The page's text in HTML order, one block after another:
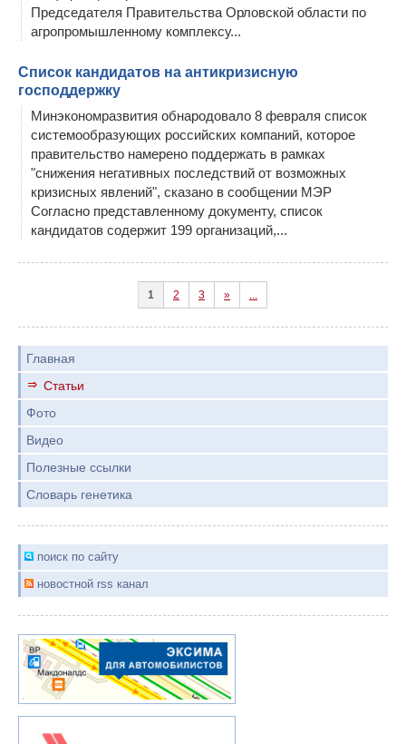
Председателя Правительства Орловской области по
агропромышленному комплексу...
Список кандидатов на антикризисную
господдержку
Минэкономразвития обнародовало 8 февраля список
системообразующих российских компаний, которое
правительство намерено поддержать в рамках
"снижения негативных последствий от возможных
кризисных явлений", сказано в сообщении МЭР
Согласно представленному документу, список
кандидатов содержит 199 организаций,...
1 2 3 » ...
Главная
Статьи
Фото
Видео
Полезные ссылки
Словарь генетика
поиск по сайту
новостной rss канал